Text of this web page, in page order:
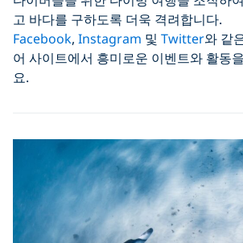
고 바다를 구하도록 더욱 격려합니다.
Facebook, Instagram 및 Twitter와 같
어 사이트에서 흥미로운 이벤트와 활동
요.